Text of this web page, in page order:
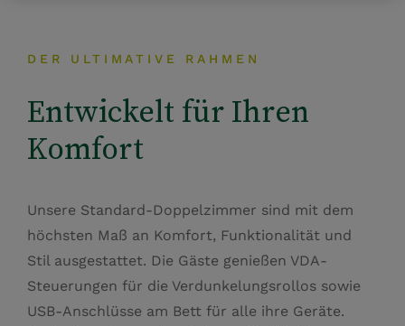
DER ULTIMATIVE RAHMEN
Entwickelt für Ihren
Komfort
Unsere Standard-Doppelzimmer sind mit dem
höchsten Maß an Komfort, Funktionalität und
Stil ausgestattet. Die Gäste genießen VDA-
Steuerungen für die Verdunkelungsrollos sowie
USB-Anschlüsse am Bett für alle ihre Geräte.